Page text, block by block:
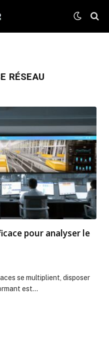
RÉSEAU
pour analyser le
se multiplient, disposer
est…